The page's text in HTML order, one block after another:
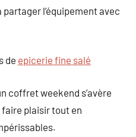
l’équipement avec
de epicerie fine salé
coffret weekend s’avère
plaisir tout en